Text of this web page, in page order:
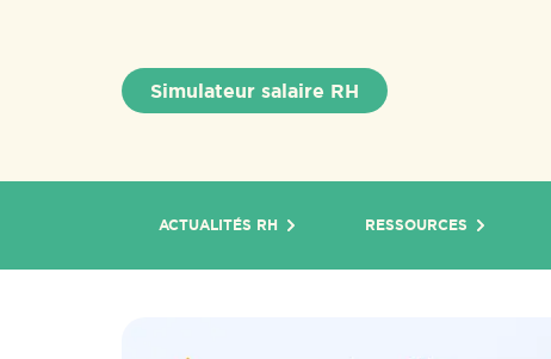
Simulateur salaire RH
ACTUALITÉS RH RESSOURCES